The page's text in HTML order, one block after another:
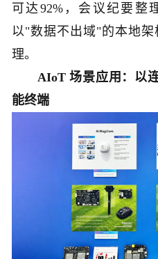
可达92%，会议纪要整
以"数据不出域"的本地
理。
AIoT 场景应用：以连
能终端